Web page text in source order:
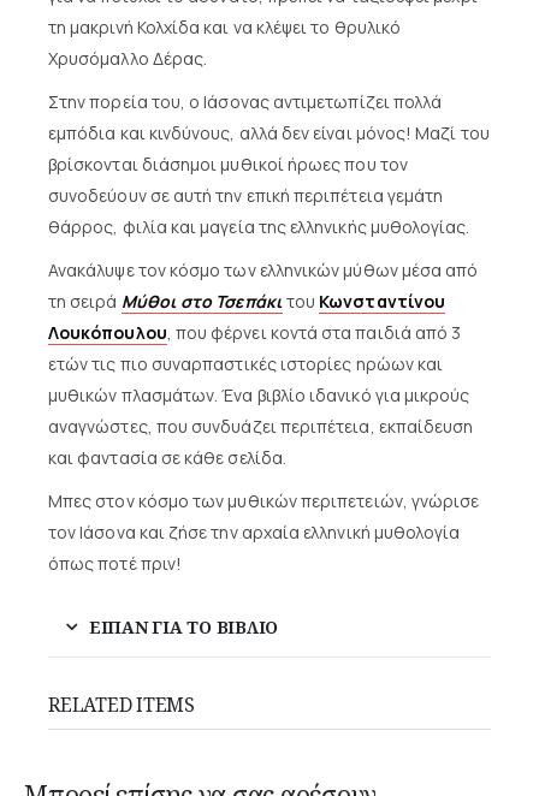
τη μακρινή Κολχίδα και να κλέψει το θρυλικό
Χρυσόμαλλο Δέρας.
Στην πορεία του, ο Ιάσονας αντιμετωπίζει πολλά
εμπόδια και κινδύνους, αλλά δεν είναι μόνος! Μαζί του
βρίσκονται διάσημοι μυθικοί ήρωες που τον
συνοδεύουν σε αυτή την επική περιπέτεια γεμάτη
θάρρος, φιλία και μαγεία της ελληνικής μυθολογίας.
Ανακάλυψε τον κόσμο των ελληνικών μύθων μέσα από
τη σειρά Μύθοι στο Τσεπάκιτου Κωνσταντίνου
Λουκόπουλου, που φέρνει κοντά στα παιδιά από 3
ετών τις πιο συναρπαστικές ιστορίες ηρώων και
μυθικών πλασμάτων. Ένα βιβλίο ιδανικό για μικρούς
αναγνώστες, που συνδυάζει περιπέτεια, εκπαίδευση
και φαντασία σε κάθε σελίδα.
Μπες στον κόσμο των μυθικών περιπετειών, γνώρισε
τον Ιάσονα και ζήσε την αρχαία ελληνική μυθολογία
όπως ποτέ πριν!
ΕΙΠΑΝ ΓΙΑ ΤΟ ΒΙΒΛΙΟ
RELATED ITEMS